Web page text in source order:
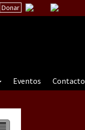
Donar
Eventos
Contacto